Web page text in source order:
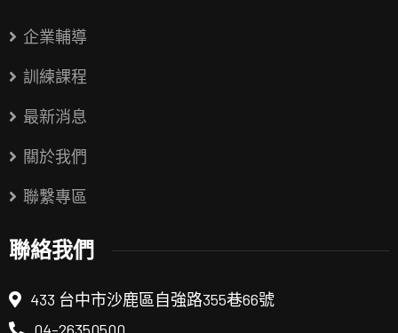
企業輔導
訓練課程
最新消息
關於我們
聯繫專區
聯絡我們
433 台中市沙鹿區自強路355巷66號